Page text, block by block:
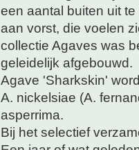
een aantal buiten uit
aan vorst, die voelen
collectie Agaves was
geleidelijk afgebouwd.
Agave 'Sharkskin'
A. nickelsiae (A.
asperrima.
Bij het selectief